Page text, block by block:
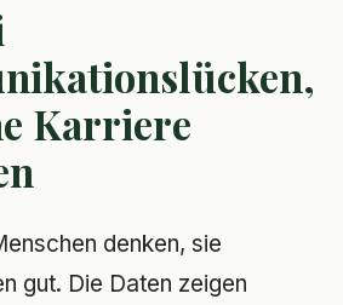
Karriere
denken, sie
gut. Die Daten zeigen